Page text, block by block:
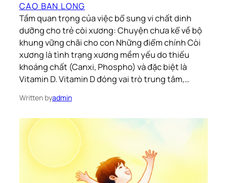
CAO BAN LONG
Tầm quan trọng của việc bổ sung vi chất dinh
dưỡng cho trẻ còi xương: Chuyện chưa kể về bộ
khung vững chãi cho con Những điểm chính Còi
xương là tình trạng xương mềm yếu do thiếu
khoáng chất (Canxi, Phospho) và đặc biệt là
Vitamin D. Vitamin D đóng vai trò trung tâm,…
Written byadmin